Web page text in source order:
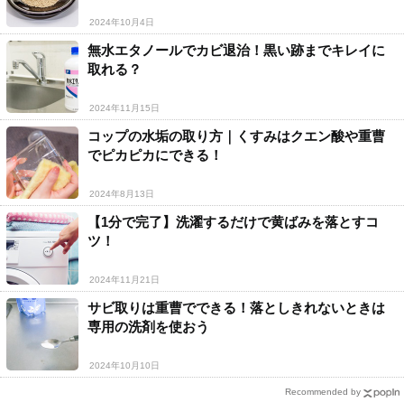
2024年10月4日
無水エタノールでカビ退治！黒い跡までキレイに
取れる？
2024年11月15日
コップの水垢の取り方｜くすみはクエン酸や重曹
でピカピカにできる！
2024年8月13日
【1分で完了】洗濯するだけで黄ばみを落とすコ
ツ！
2024年11月21日
サビ取りは重曹でできる！落としきれないときは
専用の洗剤を使おう
2024年10月10日
Recommended by